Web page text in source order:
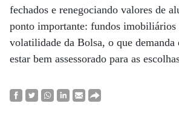
fechados e renegociando valores de
ponto importante: fundos imobiliários
volatilidade da Bolsa, o que demanda
estar bem assessorado para as